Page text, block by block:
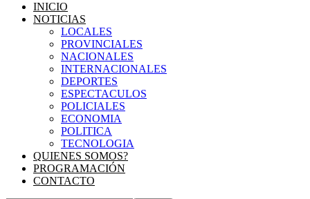
INICIO
NOTICIAS
LOCALES
PROVINCIALES
NACIONALES
INTERNACIONALES
DEPORTES
ESPECTACULOS
POLICIALES
ECONOMIA
POLITICA
TECNOLOGIA
QUIENES SOMOS?
PROGRAMACIÓN
CONTACTO